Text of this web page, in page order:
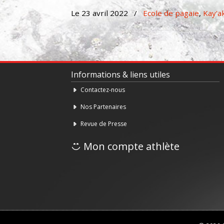
Le 23 avril 2022 / Ecole de pagaie,
Informations & liens utiles
Contactez-nous
Nos Partenaires
Revue de Presse
Mon compte athlète